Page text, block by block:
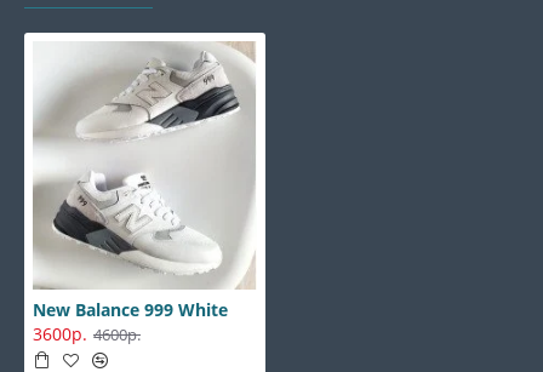
New Balance 999 White
3600р. 4600р.